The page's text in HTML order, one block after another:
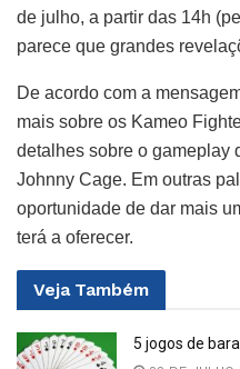
de julho, a partir das 14h
parece que grandes
De acordo com a
mais sobre os Kameo
detalhes sobre o gameplay
Johnny Cage. Em outras
oportunidade de dar mais
terá a oferecer.
Veja Também
5 jogos de